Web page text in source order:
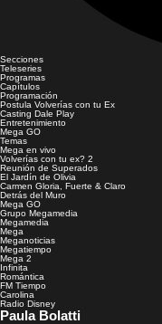
Secciones
Teleseries
Programas
Capítulos
Programación
Postula Volverías con tu Ex
Casting Dale Play
Entretenimiento
Mega GO
Temas
Mega en vivo
Volverías con tu ex? 2
Reunión de Superados
El Jardín de Olivia
Carmen Gloria, Fuerte & Claro
Detrás del Muro
Mega GO
Grupo Megamedia
Megamedia
Mega
Meganoticias
Megatiempo
Mega 2
Infinita
Romántica
FM Tiempo
Carolina
Radio Disney
Paula Bolatti